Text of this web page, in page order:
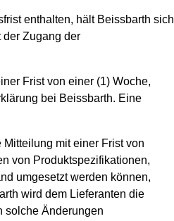
enthalten, hält Beissbarth sich
der Zugang der
Frist von einer (1) Woche,
bei Beissbarth. Eine
mit einer Frist von
von Produktspezifikationen,
umgesetzt werden können,
wird dem Lieferanten die
solche Änderungen